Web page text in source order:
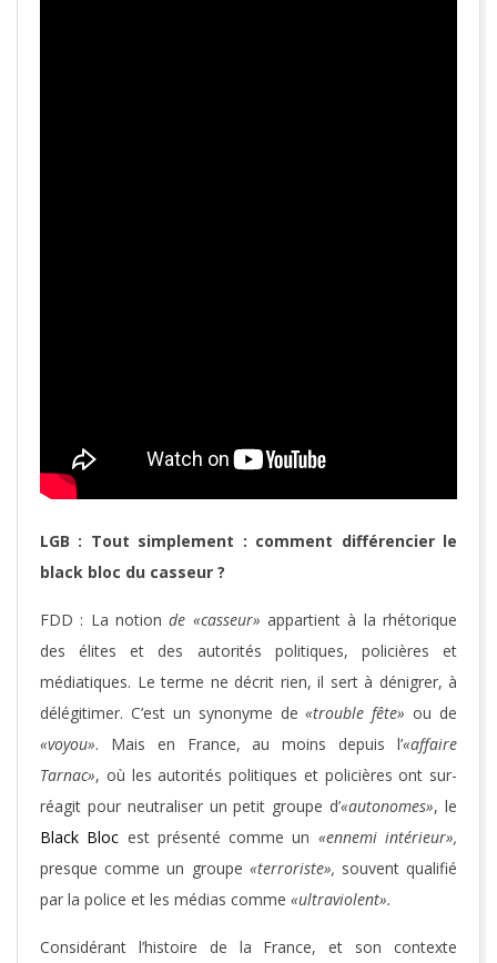
LGB : Tout simplement : comment différencier le
black bloc du casseur ?
FDD : La notionde «casseur» appartient à la rhétorique
des élites et des autorités politiques, policières et
médiatiques. Le terme ne décrit rien, il sert à dénigrer, à
délégitimer. C’est un synonyme de«trouble fête» ou de
«voyou». Mais en France, au moins depuis l’«affaire
Tarnac», où les autorités politiques et policières ont sur-
réagit pour neutraliser un petit groupe d’«autonomes», le
Black Bloc est présenté comme un «ennemi intérieur»,
presque comme un groupe «terroriste», souvent qualifié
par la police et les médias comme «ultraviolent».
Considérant l’histoire de la France, et son contexte